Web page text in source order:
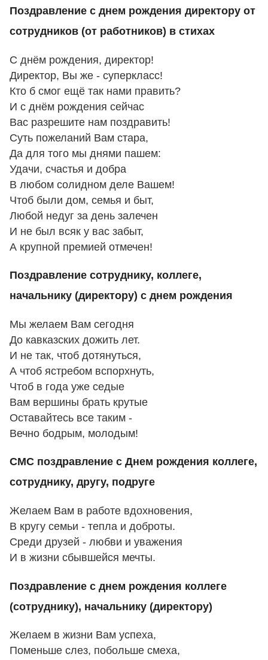
Поздравление с днем рождения директору от
сотрудников (от работников) в стихах
С днём рождения, директор!
Директор, Вы же - суперкласс!
Кто б смог ещё так нами править?
И с днём рождения сейчас
Вас разрешите нам поздравить!
Суть пожеланий Вам стара,
Да для того мы днями пашем:
Удачи, счастья и добра
В любом солидном деле Вашем!
Чтоб были дом, семья и быт,
Любой недуг за день залечен
И не был всяк у вас забыт,
А крупной премией отмечен!
Поздравление сотруднику, коллеге,
начальнику (директору) с днем рождения
Мы желаем Вам сегодня
До кавказских дожить лет.
И не так, чтоб дотянуться,
А чтоб ястребом вспорхнуть,
Чтоб в года уже седые
Вам вершины брать крутые
Оставайтесь все таким -
Вечно бодрым, молодым!
СМС поздравление с Днем рождения коллеге,
сотруднику, другу, подруге
Желаем Вам в работе вдохновения,
В кругу семьи - тепла и доброты.
Среди друзей - любви и уважения
И в жизни сбывшейся мечты.
Поздравление с днем рождения коллеге
(сотруднику), начальнику (директору)
Желаем в жизни Вам успеха,
Поменьше слез, побольше смеха,